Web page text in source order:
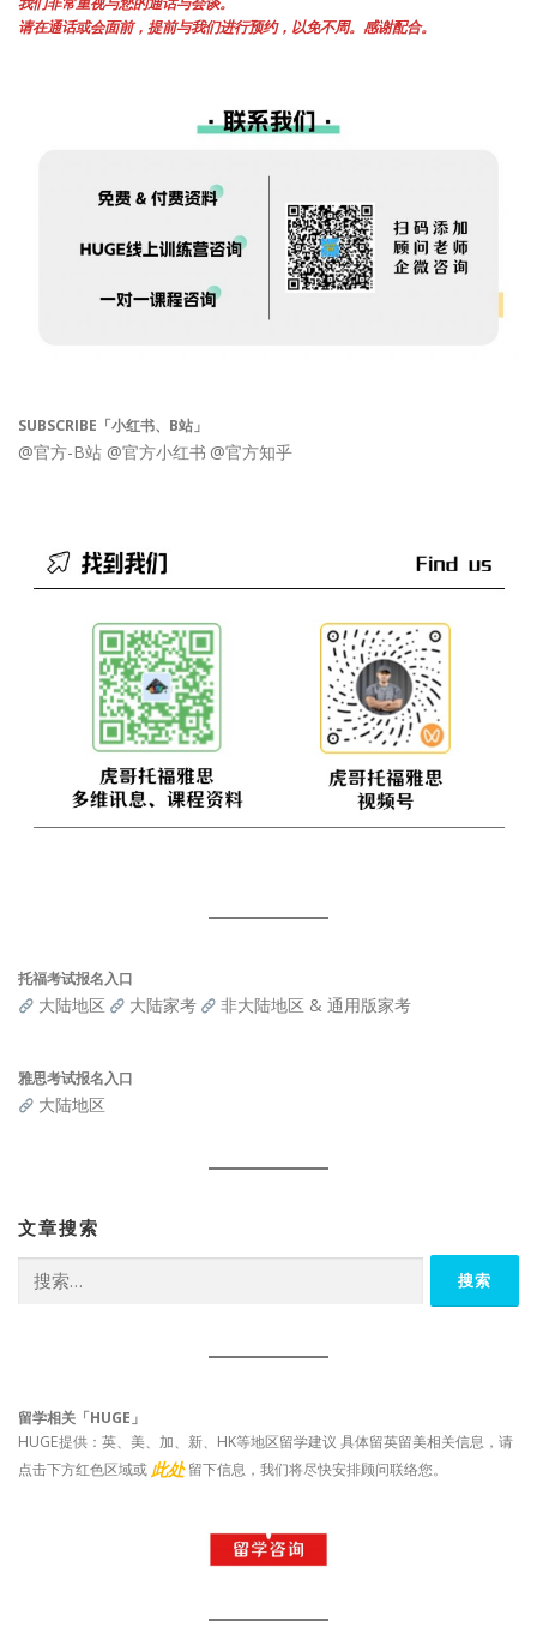
请在通话或会面前，提前与我们进行预约，以免不周。感谢配合。
SUBSCRIBE「小红书、B站」
@官方-B站 @官方小红书 @官方知乎
托福考试报名入口
大陆地区 大陆家考 非大陆地区 & 通用版家考
雅思考试报名入口
大陆地区
文章搜索
索：
留学相关「HUGE」
HUGE提供：英、美、加、新、HK等地区留学建议 具体留英留美相关信息，请
点击下方红色区域或 此处 留下信息，我们将尽快安排顾问联络您。